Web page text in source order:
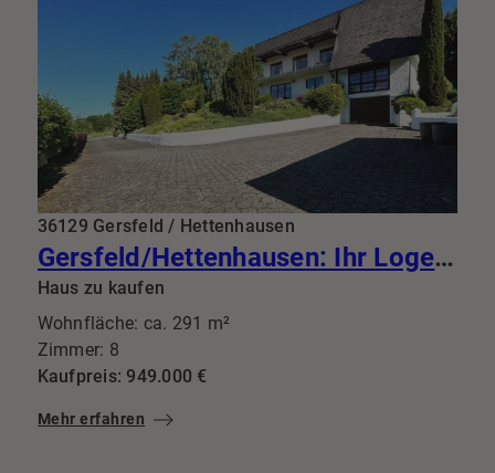
36129 Gersfeld / Hettenhausen
Gersfeld/Hettenhausen: Ihr Logenplatz im Grünen: Wo diskreter Luxus auf vollendete Privatsphäre trifft
Haus zu kaufen
Wohnfläche: ca. 291 m²
Zimmer: 8
Kaufpreis: 949.000 €
Mehr erfahren